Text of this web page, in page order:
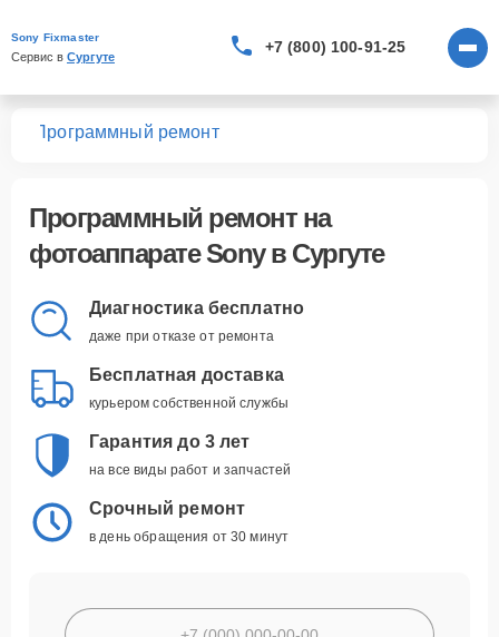
Sony Fixmaster
Сервис в Сургуте
+7 (800) 100-91-25
Программный ремонт
Программный ремонтна
фотоаппарате Sony в Сургуте
Диагностика бесплатно
даже при отказе от ремонта
Бесплатная доставка
курьером собственной службы
Гарантия до 3 лет
на все виды работ и запчастей
Срочный ремонт
в день обращения от 30 минут